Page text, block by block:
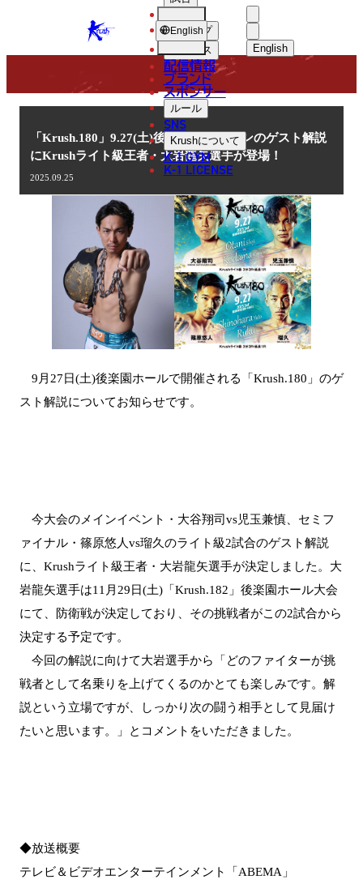
KRUSH English
한국어
中文（繁體
ショップ
ニュース
配信情報
ブランド
スポンサー
ルール
SNS
Krushについて
K-1 GYM
K-1 LICENSE
English
NEWS
ニュース
「Krush.180」9.27(土)後楽園 セミメインのゲスト解説
にKrushライト級王者・大岩龍矢選手が登場！
2025.09.25
9月27日(土)後楽園ホールで開催される「Krush.180」のゲ
スト解説についてお知らせです。
今大会のメインイベント・大谷翔司vs児玉兼慎、セミフ
ァイナル・篠原悠人vs瑠久のライト級2試合のゲスト解説
に、Krushライト級王者・大岩龍矢選手が決定しました。大
岩龍矢選手は11月29日(土)「Krush.182」後楽園ホール大会
にて、防衛戦が決定しており、その挑戦者がこの2試合から
決定する予定です。
今回の解説に向けて大岩選手から「どのファイターが挑
戦者として名乗りを上げてくるのかとても楽しみです。解
説という立場ですが、しっかり次の闘う相手として見届け
たいと思います。」とコメントをいただきました。
◆放送概要
テレビ＆ビデオエンターテインメント「ABEMA」